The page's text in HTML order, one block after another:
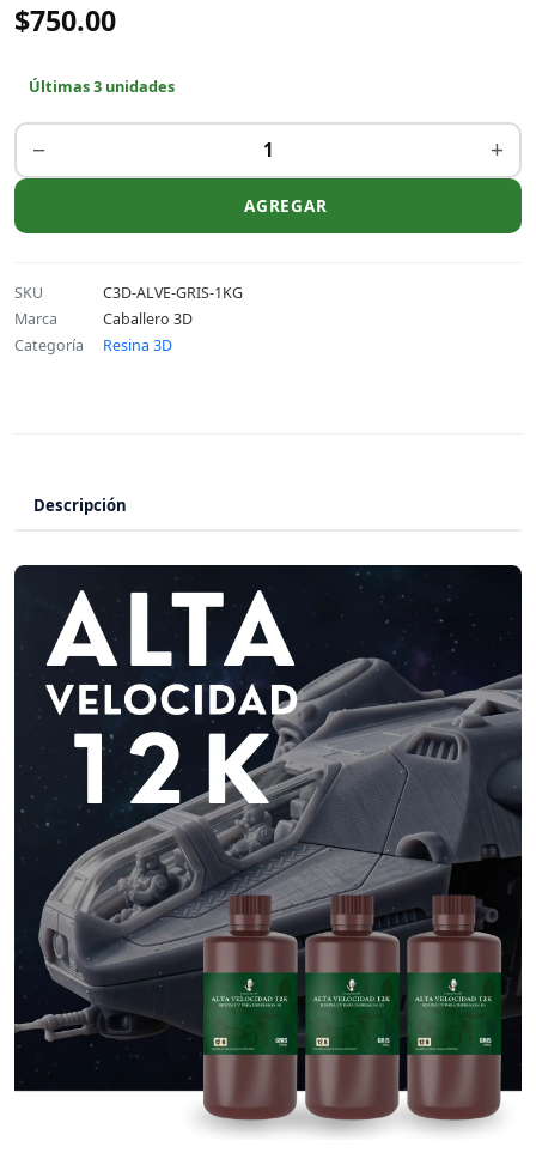
$750.00
Últimas 3 unidades
− +
AGREGAR
SKU
C3D-ALVE-GRIS-1KG
Marca
Caballero 3D
Categoría
Resina 3D
Descripción